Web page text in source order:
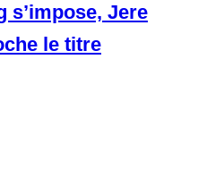
s’impose, Jere
le titre